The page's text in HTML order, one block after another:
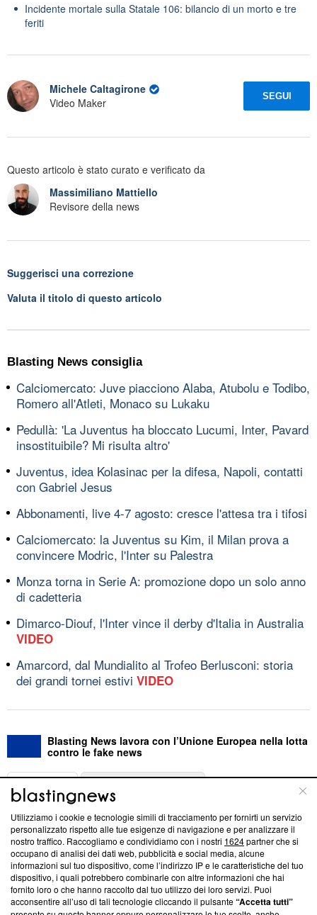
Incidente mortale sulla Statale 106: bilancio di un morto e tre
feriti
Michele Caltagirone
Video Maker
SEGUI
Questo articolo è stato curato e verificato da
Massimiliano Mattiello
Revisore della news
Suggerisci una correzione
Valuta il titolo di questo articolo
Blasting News consiglia
Calciomercato: Juve piacciono Alaba, Atubolu e Todibo,
Romero all'Atleti, Monaco su Lukaku
Pedullà: 'La Juventus ha bloccato Lucumi, Inter, Pavard
insostituibile? Mi risulta altro'
Juventus, idea Kolasinac per la difesa, Napoli, contatti
con Gabriel Jesus
Abbonamenti, live 4-7 agosto: cresce l'attesa tra i tifosi
Calciomercato: la Juventus su Kim, il Milan prova a
convincere Modric, l'Inter su Palestra
Monza torna in Serie A: promozione dopo un solo anno
di cadetteria
Dimarco-Diouf, l'Inter vince il derby d'Italia in Australia
VIDEO
Amarcord, dal Mundialito al Trofeo Berlusconi: storia
dei grandi tornei estivi VIDEO
Blasting News lavora con l’Unione Europea nella lotta
contro le fake news
ABOUT
Questa sezione offre informazioni trasparenti su Blasting
News, sui nostri processi editoriali e su come ci impegniamo a
creare news di qualità. Inoltre, afferma la nostra aderenza a
‘Trust Project - News with Integrity’Blasting News non è
ancora membro del programma, ma ha richiesto di farne
parte; Trust Project non ha ancora effettuato una verifica di
Utilizziamo i cookie e tecnologie simili di tracciamento per fornirti un servizio
personalizzato rispetto alle tue esigenze di navigazione e per analizzare il
nostro traffico. Raccogliamo e condividiamo con i nostri 1624partner che si
occupano di analisi dei dati web, pubblicità e social media, alcune
informazioni sul tuo dispositivo, come l’indirizzo IP e le caratteristiche del tuo
dispositivo, i quali potrebbero combinarle con altre informazioni che hai
fornito loro o che hanno raccolto dal tuo utilizzo dei loro servizi. Puoi
acconsentire all’uso di tali tecnologie cliccando il pulsante“Accetta tutti”